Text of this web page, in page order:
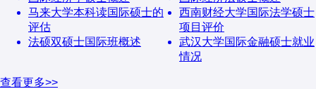
马来大学本科读国际硕士的
评估
西南财经大学国际法学硕士
项目评价
法硕双硕士国际班概述
武汉大学国际金融硕士就业
情况
查看更多>>